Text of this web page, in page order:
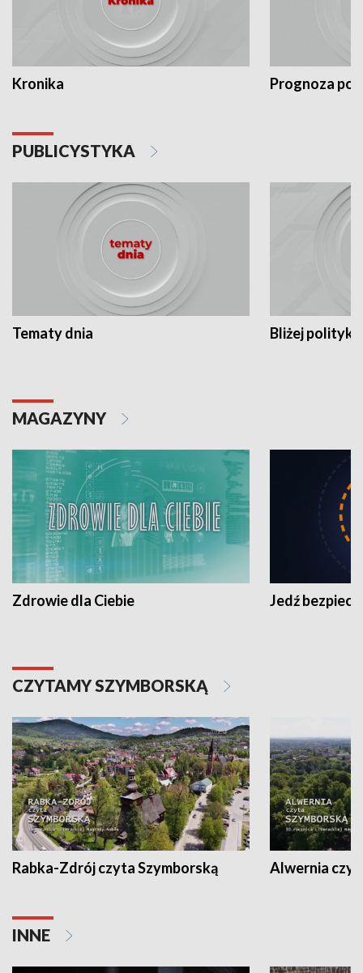
Kronika Prognoza
PUBLICYSTYKA
Tematy dnia Bliżej polityki
MAGAZYNY
Zdrowie dla Ciebie Jedź
CZYTAMY SZYMBORSKĄ
Rabka-Zdrój czyta Szymborską Alwernia
INNE